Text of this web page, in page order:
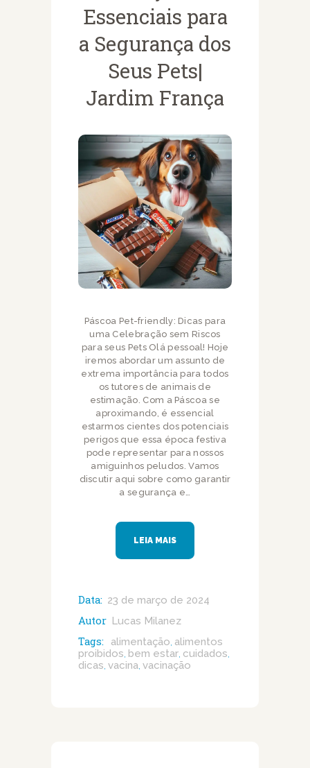
Essenciais para
a Segurança dos
Seus Pets|
Jardim França
Páscoa Pet-friendly: Dicas para
uma Celebração sem Riscos
para seus Pets Olá pessoal! Hoje
iremos abordar um assunto de
extrema importância para todos
os tutores de animais de
estimação. Com a Páscoa se
aproximando, é essencial
estarmos cientes dos potenciais
perigos que essa época festiva
pode representar para nossos
amiguinhos peludos. Vamos
discutir aqui sobre como garantir
a segurança e…
LEIA MAIS
Data: 23 de março de 2024
Autor Lucas Milanez
Tags: alimentação alimentos
proibidos bem estar cuidados
dicas vacina vacinação